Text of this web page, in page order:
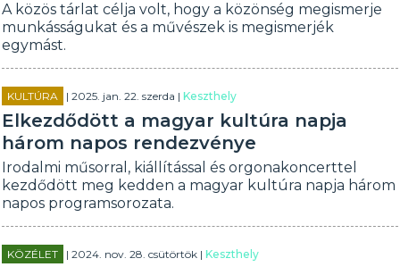
A közös tárlat célja volt, hogy a közönség megismerje
munkásságukat és a művészek is megismerjék
egymást.
KULTÚRA | 2025. jan. 22. szerda |Keszthely
Elkezdődött a magyar kultúra napja
három napos rendezvénye
Irodalmi műsorral, kiállítással és orgonakoncerttel
kezdődött meg kedden a magyar kultúra napja három
napos programsorozata.
KÖZÉLET | 2024. nov. 28. csütörtök |Keszthely